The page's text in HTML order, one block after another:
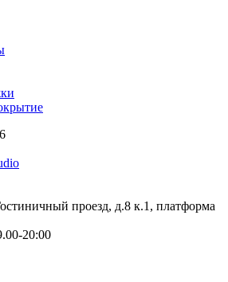
проезд, д.8 к.1, платформа
20:00